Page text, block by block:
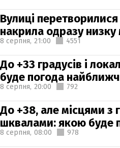
Вулиці
накрила одразу низку
8 серпня, 21:00 4551
До +33 градусів і
буде погода
8 серпня, 20:00 792
До +38, але місцями з
шквалами: якою буде
8 серпня, 08:00 978